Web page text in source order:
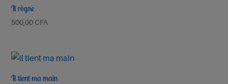
Il règne
500,00 CFA
Il tient ma main